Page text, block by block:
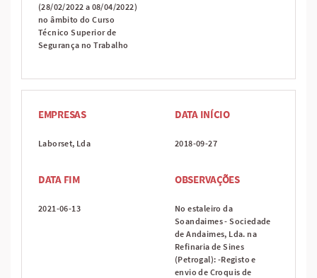
(28/02/2022 a 08/04/2022)
no âmbito do Curso
Técnico Superior de
Segurança no Trabalho
EMPRESAS
Laborset, Lda
DATA INÍCIO
2018-09-27
DATA FIM
2021-06-13
OBSERVAÇÕES
No estaleiro da
Soandaimes - Sociedade
de Andaimes, Lda. na
Refinaria de Sines
(Petrogal): -Registo e
envio de Croquis de